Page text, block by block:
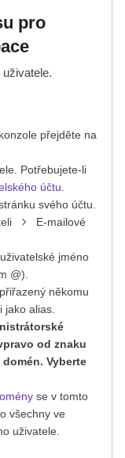
pro
přejděte na
Potřebujete-li
účtu
svého účtu.
E-mailové
jméno
@).
někomu
alias.
od znaku
Vyberte
se v tomto
všechny ve
uživatele.